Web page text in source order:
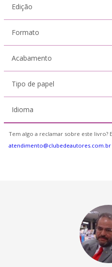
Edição
Formato
Acabamento
Tipo de papel
Idioma
Tem algo a reclamar sobre este livro?
atendimento@clubedeautores.com.br